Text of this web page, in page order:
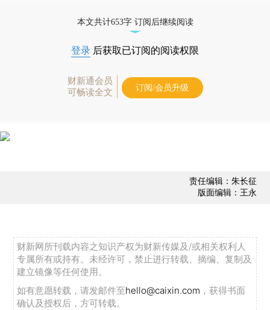
本文共计653字 订阅后继续阅读
登录 后获取已订阅的阅读权限
财新通会员
可畅读全文
订阅/会员升级
责任编辑：朱长征
版面编辑：王永
财新网所刊载内容之知识产权为财新传媒及/或相关权利人
专属所有或持有。未经许可，禁止进行转载、摘编、复制及
建立镜像等任何使用。
如有意愿转载，请发邮件至hello@caixin.com ，获得书面
确认及授权后，方可转载。